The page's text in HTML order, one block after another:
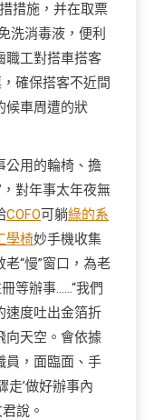
措施，并在取票
洗消毒液，便利
職工對搭車搭客
確保搭客不近間
候車周遭的狀
公用的輪椅、擔
對年事太年夜無
COFO可躺綠的系
學椅妙手機收集
“慢”窗口，為老
等辦事……“我們
速度吐出金箔折
向天空。會依據
員，面臨面、手
走’做好辦事內
說。